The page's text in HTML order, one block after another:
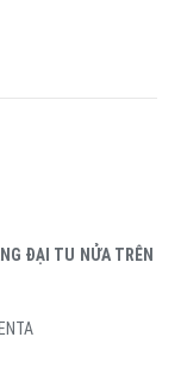
ĐẠI TU NỬA TRÊN